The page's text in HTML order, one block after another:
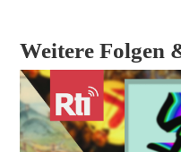
Weitere Folgen